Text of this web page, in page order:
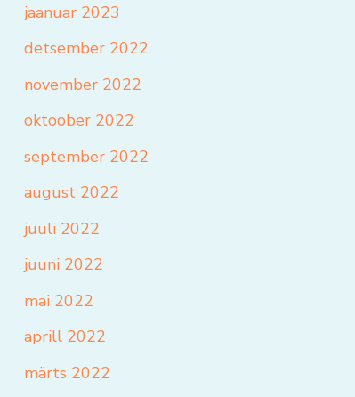
jaanuar 2023
detsember 2022
november 2022
oktoober 2022
september 2022
august 2022
juuli 2022
juuni 2022
mai 2022
aprill 2022
märts 2022